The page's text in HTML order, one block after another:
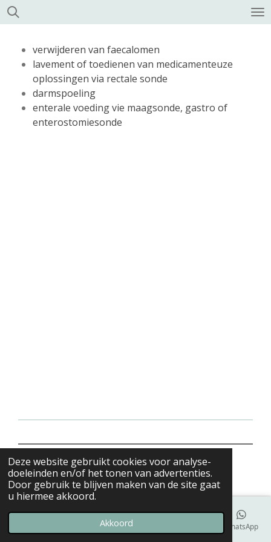
Deze website gebruikt cookies voor analyse-
doeleinden en/of het tonen van advertenties.
Door gebruik te blijven maken van de site gaat
u hiermee akkoord.
Akkoord
Ga
direct
hoofdinhoud
verwijderen van faecalomen
lavement of toedienen van medicamenteuze
oplossingen via rectale sonde
darmspoeling
enterale voeding vie maagsonde, gastro of
enterostomiesonde
© 2021 i-Care Thuisverpleging
Powered byJouwWeb
Telefoonnummer WhatsApp